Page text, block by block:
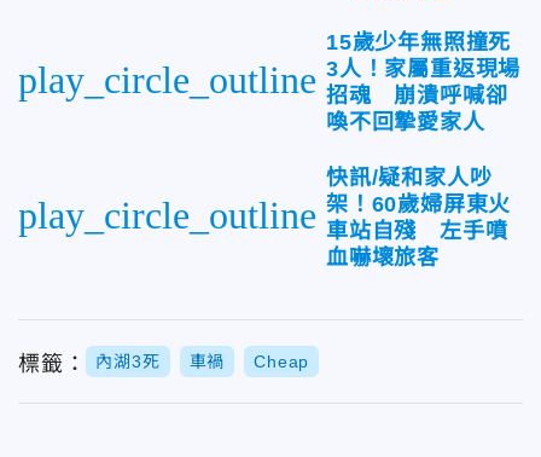
play_circle_outline
15歲少年無照撞死
3人！家屬重返現場
招魂 崩潰呼喊卻
喚不回摯愛家人
play_circle_outline
快訊/疑和家人吵
架！60歲婦屏東火
車站自殘 左手噴
血嚇壞旅客
標籤： 內湖3死 車禍 Cheap